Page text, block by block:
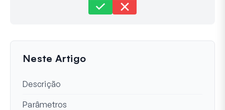
Última atualização em 09 de fev de 2024
Neste Artigo
Descrição
Parâmetros